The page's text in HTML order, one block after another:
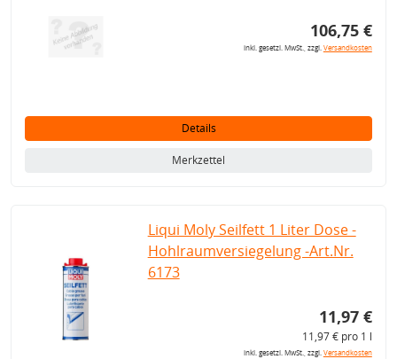
106,75 €
inkl. gesetzl. MwSt., zzgl.Versandkosten
Details
Merkzettel
Liqui Moly Seilfett 1 Liter Dose -
Hohlraumversiegelung -Art.Nr.
6173
11,97 €
11,97 € pro 1 l
inkl. gesetzl. MwSt., zzgl.Versandkosten